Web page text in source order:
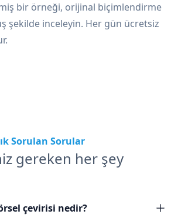
bir örneği, orijinal biçimlendirme
şekilde inceleyin. Her gün ücretsiz
Sorulan Sorular
gereken her şey
çevirisi nedir?